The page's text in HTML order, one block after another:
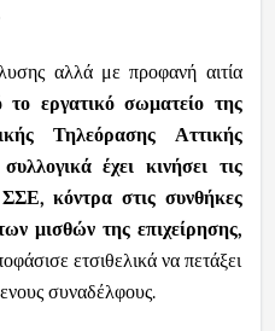
αλλά με προφανή αιτία
εργατικό σωματείο της
Τηλεόρασης Αττικής
έχει κινήσει τις
κόντρα στις συνθήκες
μισθών της επιχείρησης,
ετσιθελικά να πετάξει
συναδέλφους.